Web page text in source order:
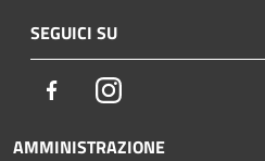
SEGUICI SU
FacebookInstagram
AMMINISTRAZIONE